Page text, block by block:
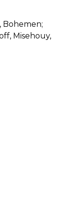
Bohemen;
Misehouy,